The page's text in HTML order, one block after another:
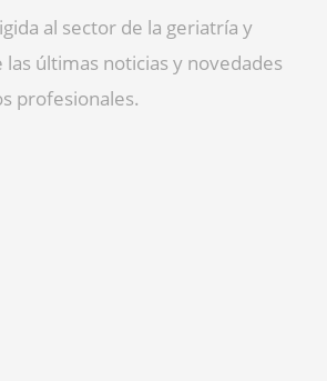
al sector de la geriatría y
últimas noticias y novedades
profesionales.